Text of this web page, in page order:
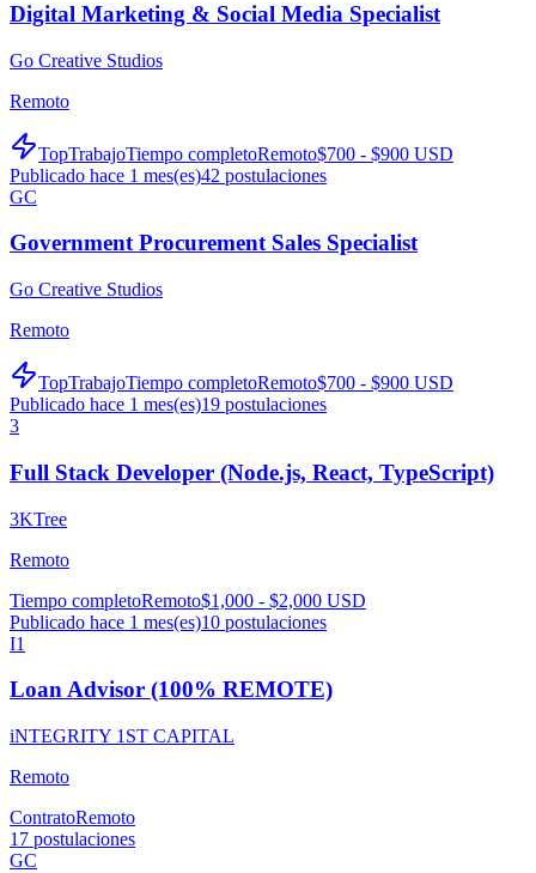
Digital Marketing & Social Media Specialist
Go Creative Studios
Remoto
TopTrabajoTiempo completoRemoto$700 - $900 USD
Publicado hace 1 mes(es)42 postulaciones
GC
Government Procurement Sales Specialist
Go Creative Studios
Remoto
TopTrabajoTiempo completoRemoto$700 - $900 USD
Publicado hace 1 mes(es)19 postulaciones
3
Full Stack Developer (Node.js, React, TypeScript)
3KTree
Remoto
Tiempo completoRemoto$1,000 - $2,000 USD
Publicado hace 1 mes(es)10 postulaciones
I1
Loan Advisor (100% REMOTE)
iNTEGRITY 1ST CAPITAL
Remoto
ContratoRemoto
17 postulaciones
GC